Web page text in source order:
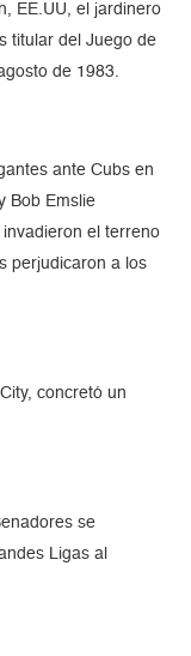
EE.UU, el jardinero
titular del Juego de
de 1983.
ante Cubs en
Bob Emslie
el terreno
perjudicaron a los
concretó un
se
Ligas al